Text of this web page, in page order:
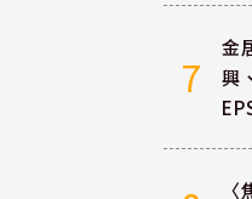
7
金
興